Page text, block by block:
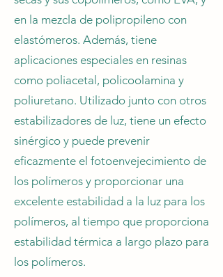
en la mezcla de polipropileno con
elastómeros. Además, tiene
aplicaciones especiales en resinas
como poliacetal, policoolamina y
poliuretano. Utilizado junto con otros
estabilizadores de luz, tiene un efecto
sinérgico y puede prevenir
eficazmente el fotoenvejecimiento de
los polímeros y proporcionar una
excelente estabilidad a la luz para los
polímeros, al tiempo que proporciona
estabilidad térmica a largo plazo para
los polímeros.